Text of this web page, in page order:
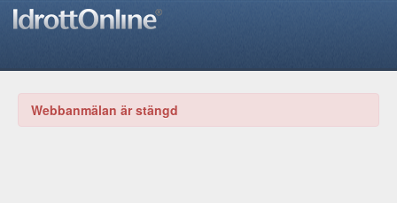
Webbanmälan är stängd